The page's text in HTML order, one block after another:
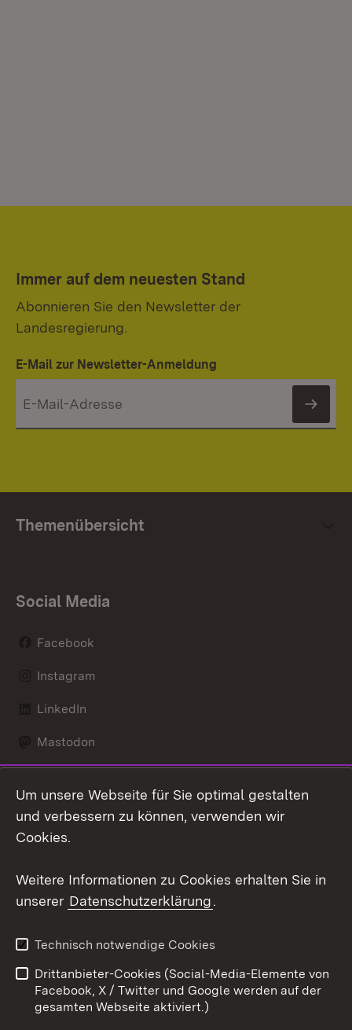
Immer auf dem neuesten Stand
Abonnieren Sie den Newsletter der
Landesregierung.
E-Mail zur Newsletter-Anmeldung
Themenübersicht
Social Media
Facebook
Instagram
LinkedIn
Mastodon
X / Twitter
Youtube
Kontakt
Datenschutz
Barrierefreiheit
Impressum Cookies
Um unsere Webseite für Sie optimal gestalten
und verbessern zu können, verwenden wir
Cookies.
Weitere Informationen zu Cookies erhalten Sie in
unserer Datenschutzerklärung.
Technisch notwendige Cookies
Drittanbieter-Cookies (Social-Media-Elemente von
Facebook, X / Twitter und Google werden auf der
gesamten Webseite aktiviert.)